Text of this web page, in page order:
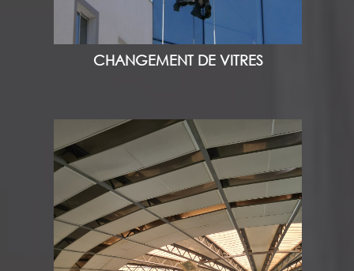
CHANGEMENT DE VITRES